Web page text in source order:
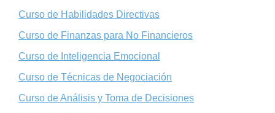
Curso de Habilidades Directivas
Curso de Finanzas para No Financieros
Curso de Inteligencia Emocional
Curso de Técnicas de Negociación
Curso de Análisis y Toma de Decisiones